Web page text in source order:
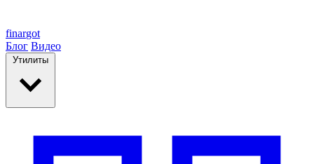
finargot
Блог Видео
Утилиты